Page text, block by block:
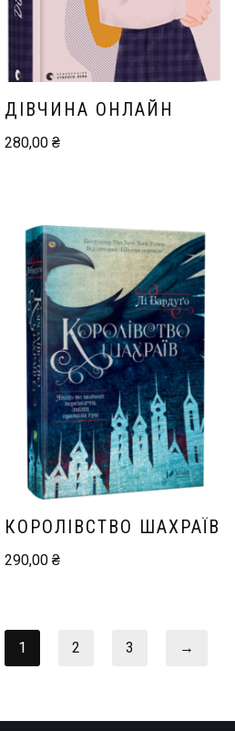
ДІВЧИНА ОНЛАЙН
280,00 ₴
КОРОЛІВСТВО ШАХРАЇВ
290,00 ₴
1 2 3 →